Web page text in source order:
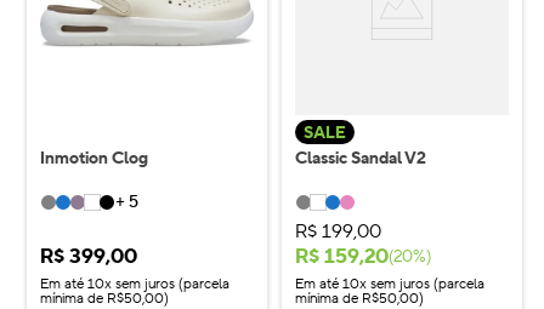
Inmotion Clog
+ 5
R$399,00
Em até 10x sem juros (parcela
mínima de R$50,00)
SALE
Classic Sandal V2
R$ 199,00
R$159,20(20%)
Em até 10x sem juros (parcela
mínima de R$50,00)